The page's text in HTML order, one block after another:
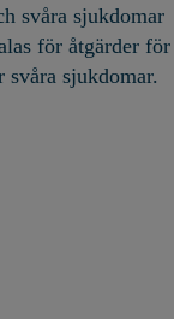
svåra sjukdomar
för åtgärder för
svåra sjukdomar.